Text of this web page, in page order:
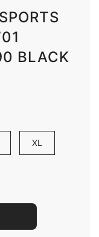
BLACK
XL